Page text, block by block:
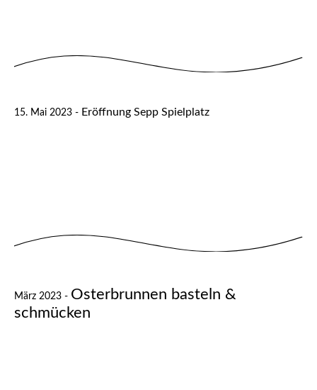
15. Mai 2023 - Eröffnung Sepp Spielplatz
März 2023 - Osterbrunnen basteln &
schmücken